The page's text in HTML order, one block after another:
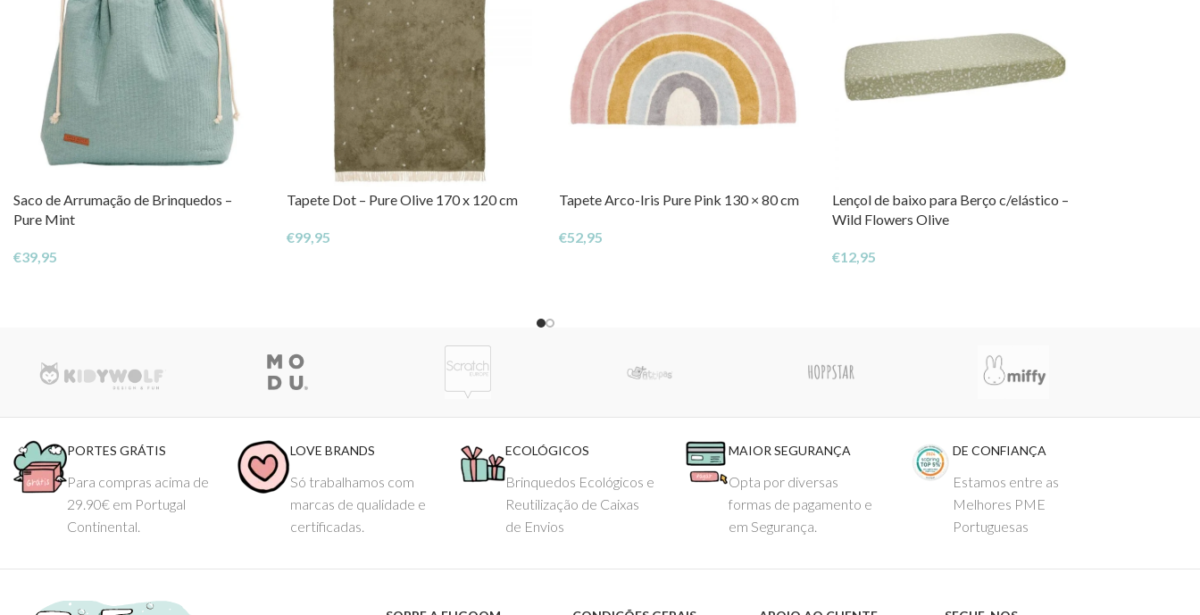
Saco de Arrumação de Brinquedos –
Pure Mint
€39,95
Tapete Dot – Pure Olive 170 x 120 cm
€99,95
Tapete Arco-Iris Pure Pink 130 × 80 cm
€52,95
Lençol de baixo para Berço c/elástico –
Wild Flowers Olive
€12,95
PORTES GRÁTIS
Para compras acima de
29.90€ em Portugal
Continental.
LOVE BRANDS
Só trabalhamos com
marcas de qualidade e
certificadas.
ECOLÓGICOS
Brinquedos Ecológicos e
Reutilização de Caixas
de Envios
MAIOR SEGURANÇA
Opta por diversas
formas de pagamento e
em Segurança.
DE CONFIANÇA
Estamos entre as
Melhores PME
Portuguesas